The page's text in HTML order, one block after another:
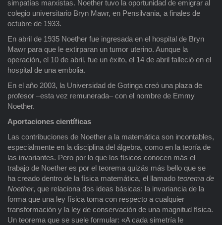
simpatías marxistas. Noether tuvo la oportunidad de emigrar al
colegio universitario Bryn Mawr, en Pensilvania, a finales de
octubre de 1933.
En abril de 1935 Noether fue ingresada en el hospital de Bryn
Mawr para que le extirparan un tumor uterino. Aunque la
operación, el 10 de abril, fue un éxito, el 14 de abril falleció en el
hospital de una embolia.
En el año 2003, la Universidad de Gotinga creó una plaza de
profesor –esta vez remunerada– con el nombre de Emmy
Noether.
Aportaciones científicas
Las contribuciones de Noether a la matemática son incontables,
especialmente en la disciplina del álgebra, como en la teoría de
las invariantes. Pero por lo que los físicos conocen más el
trabajo de Noether es por el teorema quizás más bello que se
ha creado dentro de la física matemática, el llamado teorema de
Noether, que relaciona dos ideas básicas: la invariancia de la
forma que una ley física toma con respecto a cualquier
transformación y la ley de conservación de una magnitud física.
Un teorema que se suele formular: «A cada simetría le